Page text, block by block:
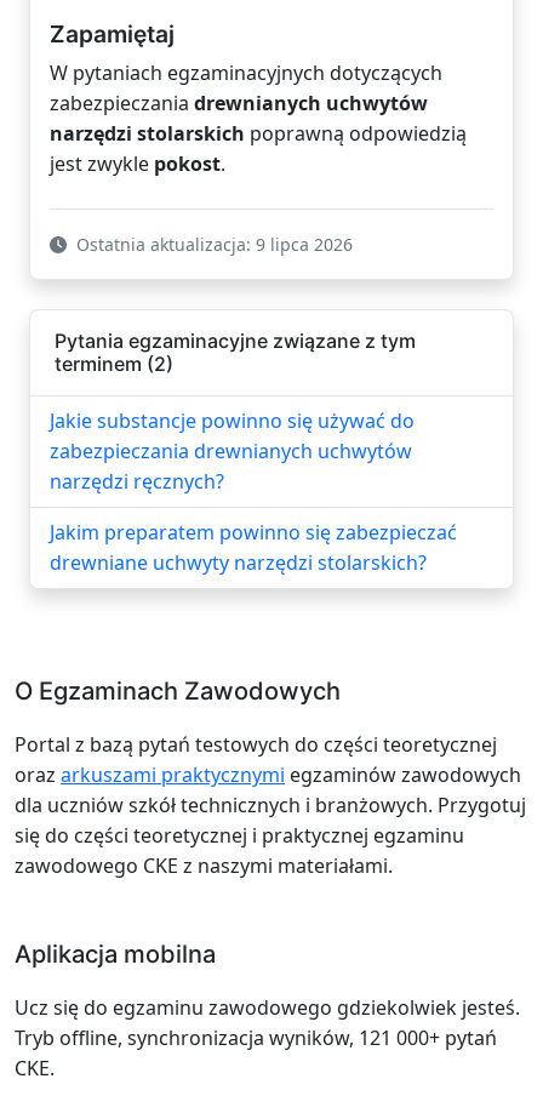
Zapamiętaj
W pytaniach egzaminacyjnych dotyczących
zabezpieczania drewnianych uchwytów
narzędzi stolarskich poprawną odpowiedzią
jest zwykle pokost.
Ostatnia aktualizacja: 9 lipca 2026
Pytania egzaminacyjne związane z tym
terminem (2)
Jakie substancje powinno się używać do
zabezpieczania drewnianych uchwytów
narzędzi ręcznych?
Jakim preparatem powinno się zabezpieczać
drewniane uchwyty narzędzi stolarskich?
O Egzaminach Zawodowych
Portal z bazą pytań testowych do części teoretycznej
oraz arkuszami praktycznymi egzaminów zawodowych
dla uczniów szkół technicznych i branżowych. Przygotuj
się do części teoretycznej i praktycznej egzaminu
zawodowego CKE z naszymi materiałami.
Aplikacja mobilna
Ucz się do egzaminu zawodowego gdziekolwiek jesteś.
Tryb offline, synchronizacja wyników, 121 000+ pytań
CKE.